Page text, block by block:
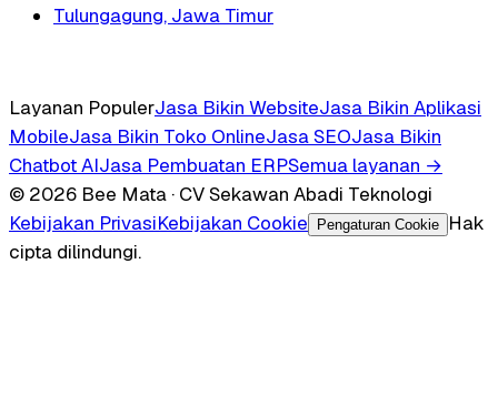
Tulungagung, Jawa Timur
Layanan PopulerJasa Bikin WebsiteJasa Bikin Aplikasi
MobileJasa Bikin Toko OnlineJasa SEOJasa Bikin
Chatbot AIJasa Pembuatan ERPSemua layanan →
© 2026 Bee Mata · CV Sekawan Abadi Teknologi
Kebijakan PrivasiKebijakan Cookie Pengaturan Cookie
Hak
cipta dilindungi.